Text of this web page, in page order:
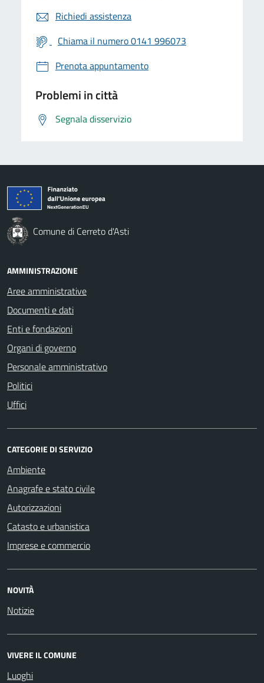
Richiedi assistenza
Chiama il numero 0141 996073
Prenota appuntamento
Problemi in città
Segnala disservizio
Comune di Cerreto d'Asti
AMMINISTRAZIONE
Aree amministrative
Documenti e dati
Enti e fondazioni
Organi di governo
Personale amministrativo
Politici
Uffici
CATEGORIE DI SERVIZIO
Ambiente
Anagrafe e stato civile
Autorizzazioni
Catasto e urbanistica
Imprese e commercio
NOVITÀ
Notizie
VIVERE IL COMUNE
Luoghi